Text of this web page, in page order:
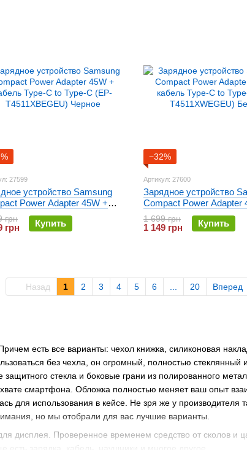
есть все варианты: чехол книжка, силиконовая
без чехла, он огромный, полностью стеклянный
стекла и боковые грани из полированного
смартфона. Обложка полностью меняет ваш опыт
для использования в кейсе. Не зря же у производителя
но мы отобрали для вас лучшие варианты.
дисплея. Проверенное временем средство от сколов и
27599
устройство Samsung
Power Adapter 45W +
Type-C to Type-C (EP-
Черное
грн
грн Купить
−32%
Артикул: 27600
Зарядное устройство
Compact Power Adapter
кабель Type-C to Type-C
T4511XWEGEU) Белое
1 699 грн
1 149 грн Купить
Назад 1 2 3 4 5 6 20 Вперед